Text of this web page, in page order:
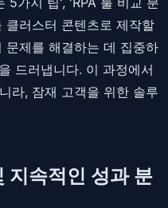
러스터 콘텐츠로 제작할
문제를 해결하는 데 집중하
드러냅니다. 이 과정에서
라, 잠재 고객을 위한 솔루
지속적인 성과 분